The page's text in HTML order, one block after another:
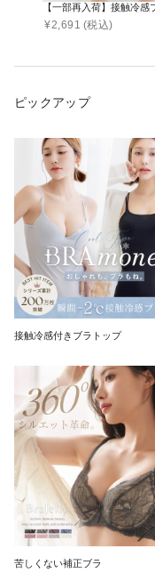
【一部再入荷】接触冷
¥2,691 (税込)
ピックアップ
接触冷感付きブラトップ
苦しくない補正ブラ